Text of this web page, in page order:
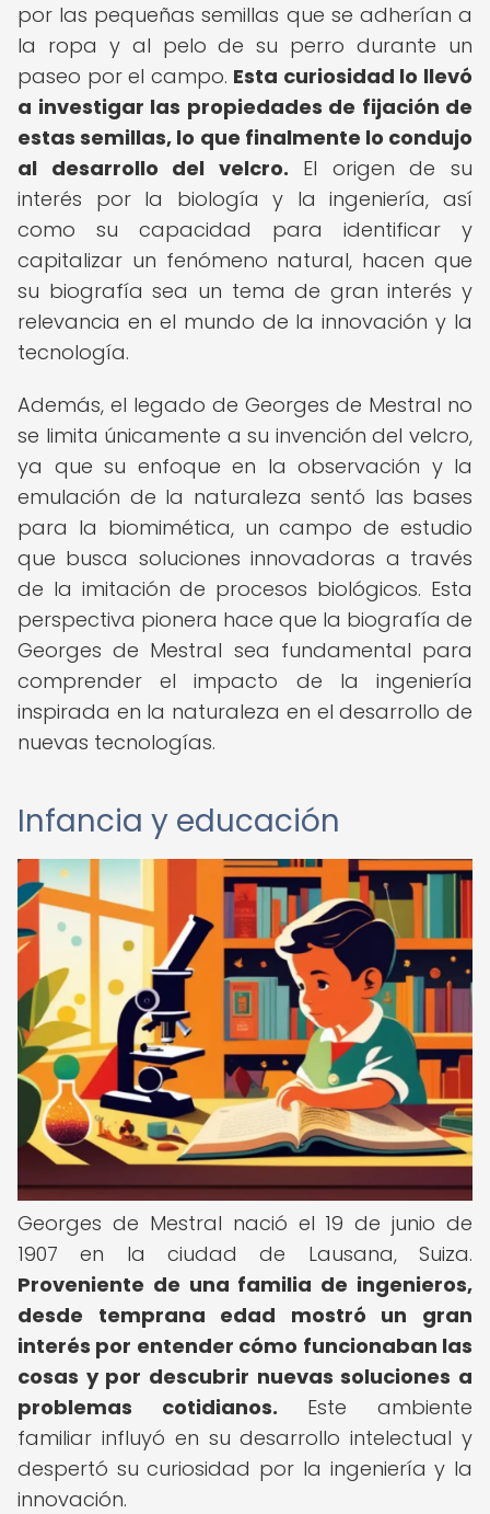
por las pequeñas semillas que se adherían a
la ropa y al pelo de su perro durante un
paseo por el campo. Esta curiosidad lo llevó
a investigar las propiedades de fijación de
estas semillas, lo que finalmente lo condujo
al desarrollo del velcro. El origen de su
interés por la biología y la ingeniería, así
como su capacidad para identificar y
capitalizar un fenómeno natural, hacen que
su biografía sea un tema de gran interés y
relevancia en el mundo de la innovación y la
tecnología.
Además, el legado de Georges de Mestral no
se limita únicamente a su invención del velcro,
ya que su enfoque en la observación y la
emulación de la naturaleza sentó las bases
para la biomimética, un campo de estudio
que busca soluciones innovadoras a través
de la imitación de procesos biológicos. Esta
perspectiva pionera hace que la biografía de
Georges de Mestral sea fundamental para
comprender el impacto de la ingeniería
inspirada en la naturaleza en el desarrollo de
nuevas tecnologías.
Infancia y educación
Georges de Mestral nació el 19 de junio de
1907 en la ciudad de Lausana, Suiza.
Proveniente de una familia de ingenieros,
desde temprana edad mostró un gran
interés por entender cómo funcionaban las
cosas y por descubrir nuevas soluciones a
problemas cotidianos. Este ambiente
familiar influyó en su desarrollo intelectual y
despertó su curiosidad por la ingeniería y la
innovación.